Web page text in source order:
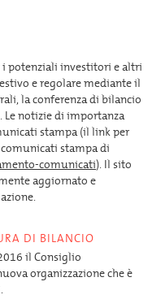
potenziali investitori e altri
e regolare mediante il
la conferenza di bilancio
Le notizie di importanza
stampa (il link per
stampa di
comunicati). Il sito
aggiornato e
DI BILANCIO
il Consiglio
organizzazione che è